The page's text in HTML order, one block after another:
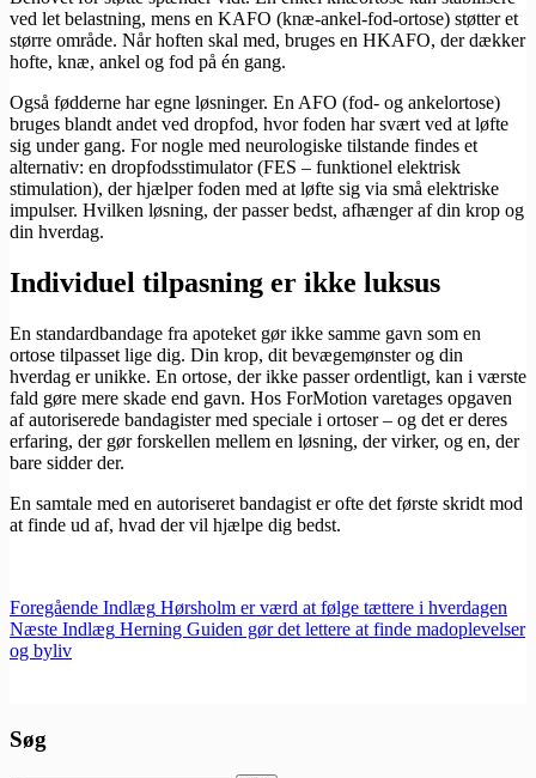
ved let belastning, mens en KAFO (knæ-ankel-fod-ortose) støtter et
større område. Når hoften skal med, bruges en HKAFO, der dækker
hofte, knæ, ankel og fod på én gang.
Også fødderne har egne løsninger. En AFO (fod- og ankelortose)
bruges blandt andet ved dropfod, hvor foden har svært ved at løfte
sig under gang. For nogle med neurologiske tilstande findes et
alternativ: en dropfodsstimulator (FES – funktionel elektrisk
stimulation), der hjælper foden med at løfte sig via små elektriske
impulser. Hvilken løsning, der passer bedst, afhænger af din krop og
din hverdag.
Individuel tilpasning er ikke luksus
En standardbandage fra apoteket gør ikke samme gavn som en
ortose tilpasset lige dig. Din krop, dit bevægemønster og din
hverdag er unikke. En ortose, der ikke passer ordentligt, kan i værste
fald gøre mere skade end gavn. Hos ForMotion varetages opgaven
af autoriserede bandagister med speciale i ortoser – og det er deres
erfaring, der gør forskellen mellem en løsning, der virker, og en, der
bare sidder der.
En samtale med en autoriseret bandagist er ofte det første skridt mod
at finde ud af, hvad der vil hjælpe dig bedst.
Foregående Indlæg Hørsholm er værd at følge tættere i hverdagen
Næste Indlæg Herning Guiden gør det lettere at finde madoplevelser
og byliv
Søg